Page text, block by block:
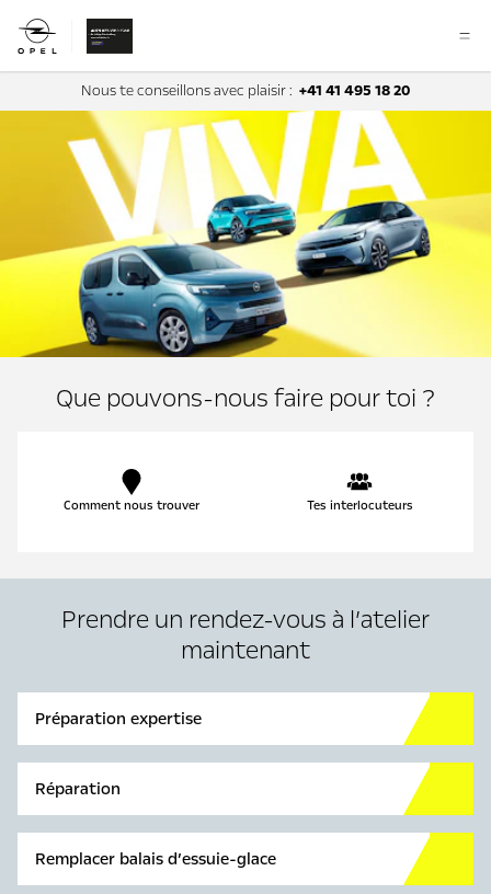
Nous te conseillons avec plaisir : +41 41 495 18 20
Que pouvons-nous faire pour toi ?
Comment nous trouver Tes interlocuteurs
Prendre un rendez-vous à l’atelier
maintenant
Préparation expertise
Réparation
Remplacer balais d’essuie-glace